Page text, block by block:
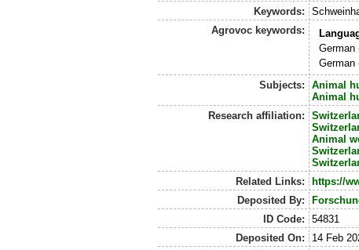
Keywords:
Agrovoc keywords:
German
German
Subjects:
Animal
Animal
Research affiliation:
Animal
Related Links:
https://
Deposited By:
ID Code:
54831
Deposited On:
14 Feb